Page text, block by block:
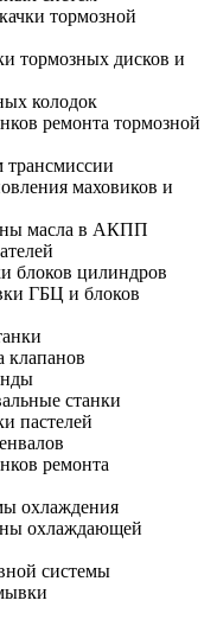
тормозной
тормозных дисков и
колодок
ремонта тормозной
трансмиссии
маховиков и
масла в АКПП
блоков цилиндров
ГБЦ и блоков
клапанов
станки
пастелей
ремонта
охлаждения
охлаждающей
системы